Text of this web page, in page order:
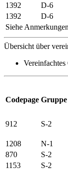
1392 D-6
1392
D-6
Siehe Anmerkungen
Übersicht über
Codepage Gruppe
912 S-2
1208 N-1
870
S-2
1153
S-2